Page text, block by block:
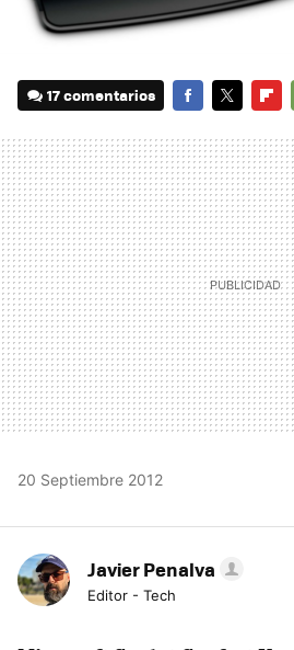
17 comentarios
20 Septiembre 2012
Javier Penalva
Editor - Tech